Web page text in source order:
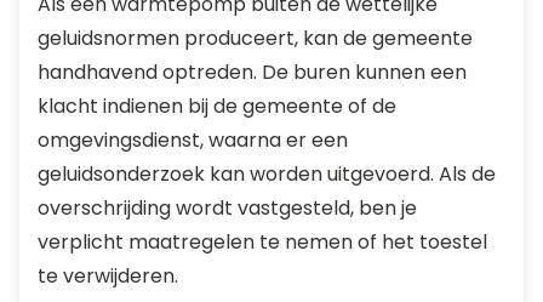
geluidsnormen produceert, kan de gemeente
handhavend optreden. De buren kunnen een
klacht indienen bij de gemeente of de
omgevingsdienst, waarna er een
geluidsonderzoek kan worden uitgevoerd. Als de
overschrijding wordt vastgesteld, ben je
verplicht maatregelen te nemen of het toestel
te verwijderen.